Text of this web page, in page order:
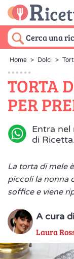
Home > Dolci >
TORTA
PER
Entra nel
di
La torta di mele
piccoli la nonna
soffice e viene
A cura
Laura